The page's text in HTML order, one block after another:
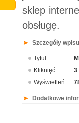
sklep
obsługę.
Szczegóły
Tytuł:
Kliknięć:
3
Wyświetleń:
Dodatkowe